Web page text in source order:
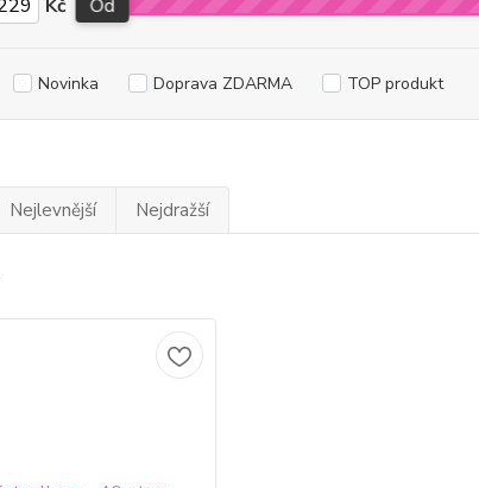
Kč Od
Novinka Doprava ZDARMA TOP produkt
Nejlevnější Nejdražší